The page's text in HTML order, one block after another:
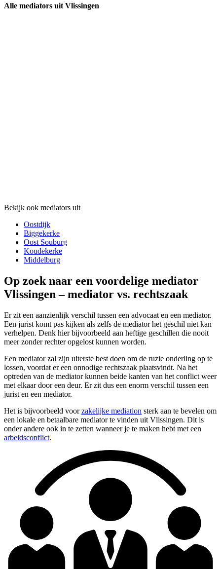
Alle mediators uit Vlissingen
Bekijk ook mediators uit
Oostdijk
Biggekerke
Oost Souburg
Koudekerke
Middelburg
Op zoek naar een voordelige mediator
Vlissingen – mediator vs. rechtszaak
Er zit een aanzienlijk verschil tussen een advocaat en een mediator.
Een jurist komt pas kijken als zelfs de mediator het geschil niet kan
verhelpen. Denk hier bijvoorbeeld aan heftige geschillen die nooit
meer zonder rechter opgelost kunnen worden.
Een mediator zal zijn uiterste best doen om de ruzie onderling op te
lossen, voordat er een onnodige rechtszaak plaatsvindt. Na het
optreden van de mediator kunnen beide kanten van het conflict weer
met elkaar door een deur. Er zit dus een enorm verschil tussen een
jurist en een mediator.
Het is bijvoorbeeld voorzakelijke mediation sterk aan te bevelen om
een lokale en betaalbare mediator te vinden uit Vlissingen. Dit is
onder andere ook in te zetten wanneer je te maken hebt met een
arbeidsconflict.